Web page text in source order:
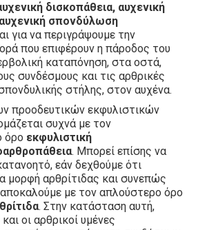
δισκοπάθεια, αυχενική
αυχενική σπονδύλωση
για να περιγράψουμε την
που επιφέρουν η πάροδος του
καταπόνηση, στα οστά,
συνδέσμους και τις αρθρικές
στήλης, στον αυχένα.
προοδευτικών εκφυλιστικών
συχνά με τον
όρο εκφυλιστική
. Μπορεί επίσης να
εάν δεχθούμε ότι
μορφή αρθρίτιδας και συνεπώς
με τον απλούστερο όρο
. Στην κατάσταση αυτή,
οι αρθρικοί υμένες